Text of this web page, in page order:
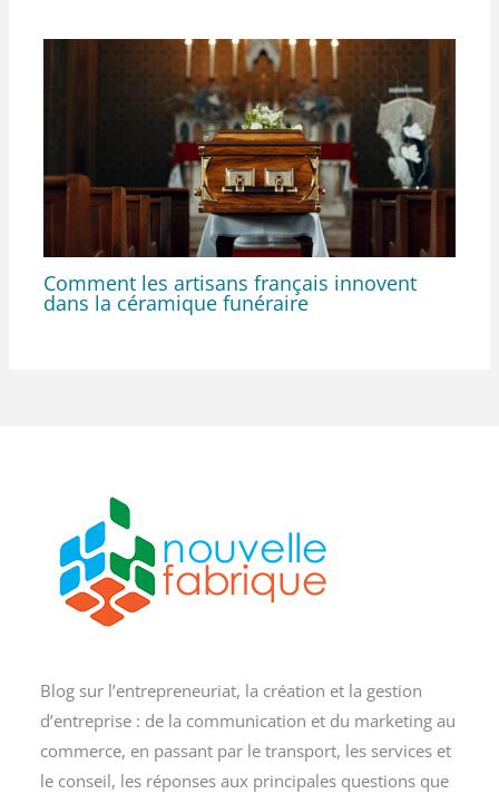
Comment les artisans français innovent
dans la céramique funéraire
Blog sur l’entrepreneuriat, la création et la gestion
d’entreprise : de la communication et du marketing au
commerce, en passant par le transport, les services et
le conseil, les réponses aux principales questions que